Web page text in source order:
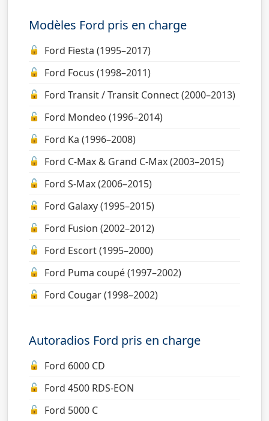
Modèles Ford pris en charge
Ford Fiesta (1995–2017)
Ford Focus (1998–2011)
Ford Transit / Transit Connect (2000–2013)
Ford Mondeo (1996–2014)
Ford Ka (1996–2008)
Ford C-Max & Grand C-Max (2003–2015)
Ford S-Max (2006–2015)
Ford Galaxy (1995–2015)
Ford Fusion (2002–2012)
Ford Escort (1995–2000)
Ford Puma coupé (1997–2002)
Ford Cougar (1998–2002)
Autoradios Ford pris en charge
Ford 6000 CD
Ford 4500 RDS-EON
Ford 5000 C